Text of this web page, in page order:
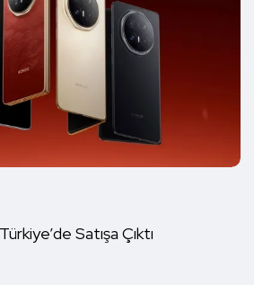
Satışa Çıktı